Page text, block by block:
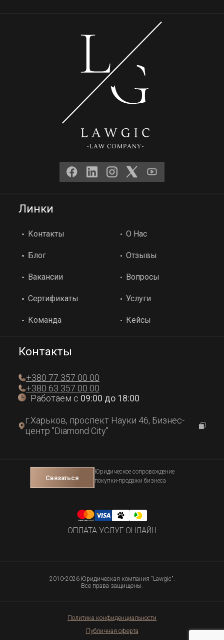
Линки
Контакты О Нас
Блог Отзывы
Вакансии Вопросы
Сертификаты Услуги
Команда Кейсы
Контакты
г.Харьков, проспект Науки 46, Бизнес-
центр "Diamond City"
Работаем с 09:00 до 18:00
+380 77 357 00 00
+380 63 357 00 00
Связаться
Юридическое сопровождение
покупки-продажи бизнеса
ОПЛАТА УСЛУГ ОНЛАЙН
2010-2026 Юридическая компания "Lawgic".
Все права защищены.
Политика конфиденциальности
Публичная оферта